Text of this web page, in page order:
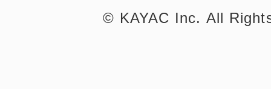
©︎ KAYAC Inc. All
プライバシーポ